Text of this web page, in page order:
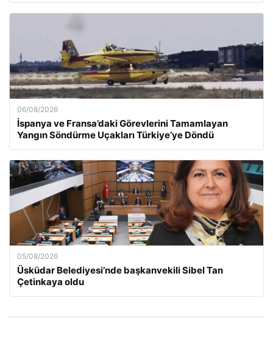
06/08/2026
İspanya ve Fransa’daki Görevlerini Tamamlayan
Yangın Söndürme Uçakları Türkiye’ye Döndü
05/08/2026
Üsküdar Belediyesi’nde başkanvekili Sibel Tan
Çetinkaya oldu